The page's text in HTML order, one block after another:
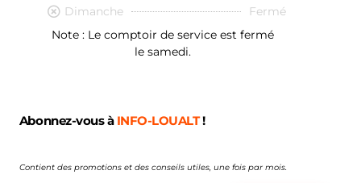
Dimanche
Fermé
Note : Le comptoir de service est fermé
le samedi.
Abonnez-vous à INFO-LOUALT!
Contient des promotions et des conseils utiles, une fois par mois.